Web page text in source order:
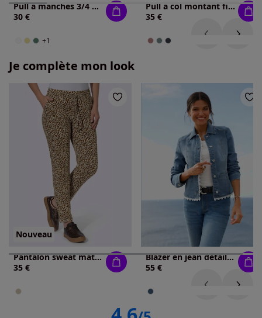
Pull à manches 3/4 manches 3/4 mode
30 €
+1
Pull à col montant fil fantaisie doux
35 €
Je complète mon look
Nouveau
Pantalon sweat matière sweat
35 €
Blazer en jean détails élégants en dentelle
55 €